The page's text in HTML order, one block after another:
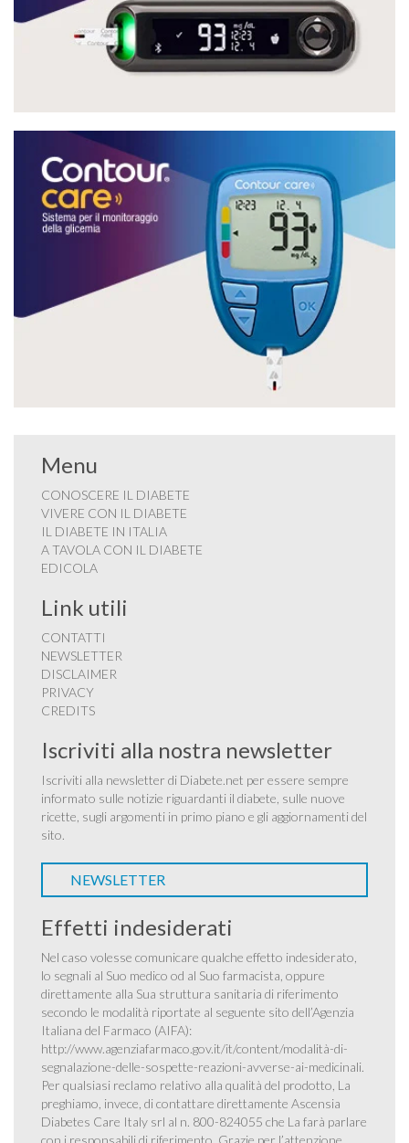
Menu
CONOSCERE IL DIABETE
VIVERE CON IL DIABETE
IL DIABETE IN ITALIA
A TAVOLA CON IL DIABETE
EDICOLA
Link utili
CONTATTI
NEWSLETTER
DISCLAIMER
PRIVACY
CREDITS
Iscriviti alla nostra newsletter
Iscriviti alla newsletter di Diabete.net per essere sempre
informato sulle notizie riguardanti il diabete, sulle nuove
ricette, sugli argomenti in primo piano e gli aggiornamenti del
sito.
NEWSLETTER
Effetti indesiderati
Nel caso volesse comunicare qualche effetto indesiderato,
lo segnali al Suo medico od al Suo farmacista, oppure
direttamente alla Sua struttura sanitaria di riferimento
secondo le modalità riportate al seguente sito dell’Agenzia
Italiana del Farmaco (AIFA):
http://www.agenziafarmaco.gov.it/it/content/modalità-di-
segnalazione-delle-sospette-reazioni-avverse-ai-medicinali.
Per qualsiasi reclamo relativo alla qualità del prodotto, La
preghiamo, invece, di contattare direttamente Ascensia
Diabetes Care Italy srl al n. 800-824055 che La farà parlare
con i responsabili di riferimento. Grazie per l’attenzione.